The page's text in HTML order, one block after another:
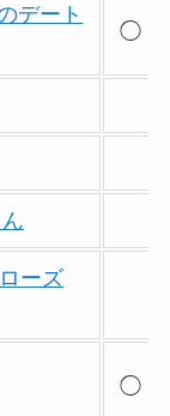
デート
◯
ーズ
◯